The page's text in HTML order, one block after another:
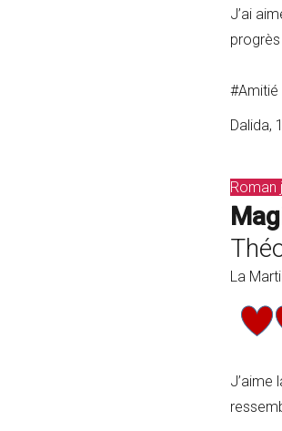
J’ai
#Amitié
Dalida,
Roman
La
J’aime